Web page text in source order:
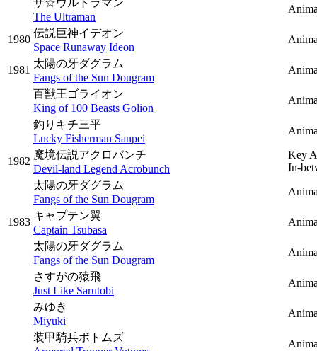
ザ☆ウルトラマン
The Ultraman
1980
伝説巨神イデオン
Space Runaway Ideon
1981
太陽の牙ダグラム
Fangs of the Sun Dougram
百獣王ゴライオン
King of 100 Beasts Golion
釣りキチ三平
Lucky Fisherman Sanpei
1982
魔境伝説アクロバンチ
Devil-land Legend Acrobunch
Key
In-
太陽の牙ダグラム
Fangs of the Sun Dougram
1983
キャプテン翼
Captain Tsubasa
太陽の牙ダグラム
Fangs of the Sun Dougram
さすがの猿飛
Just Like Sarutobi
みゆき
Miyuki
装甲騎兵ボトムズ